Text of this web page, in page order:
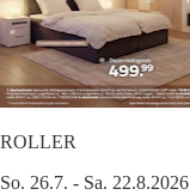
ROLLER
So. 26.7. - Sa. 22.8.2026